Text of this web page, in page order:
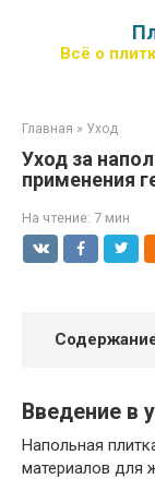
контентуВсё о
Главная » Уход
Уход за
применения
На чтение: 7 мин
Введение в
Напольная
материалов для